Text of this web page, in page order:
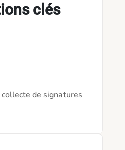
clés
de signatures